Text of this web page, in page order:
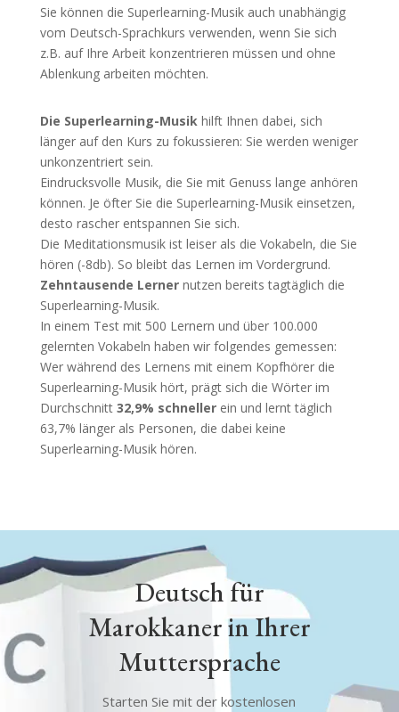
Sie können die Superlearning-Musik auch unabhängig
vom Deutsch-Sprachkurs verwenden, wenn Sie sich
z.B. auf Ihre Arbeit konzentrieren müssen und ohne
Ablenkung arbeiten möchten.
Die Superlearning-Musikhilft Ihnen dabei, sich
länger auf den Kurs zu fokussieren: Sie werden weniger
unkonzentriert sein.
Eindrucksvolle Musik, die Sie mit Genuss lange anhören
können. Je öfter Sie die Superlearning-Musik einsetzen,
desto rascher entspannen Sie sich.
Die Meditationsmusik ist leiser als die Vokabeln, die Sie
hören (-8db). So bleibt das Lernen im Vordergrund.
Zehntausende Lernernutzen bereits tagtäglich die
Superlearning-Musik.
In einem Test mit 500 Lernern und über 100.000
gelernten Vokabeln haben wir folgendes gemessen:
Wer während des Lernens mit einem Kopfhörer die
Superlearning-Musik hört, prägt sich die Wörter im
Durchschnitt32,9% schnellerein und lernt täglich
63,7% länger als Personen, die dabei keine
Superlearning-Musik hören.
Deutsch für
Marokkaner in Ihrer
Muttersprache
Starten Sie mit der kostenlosen